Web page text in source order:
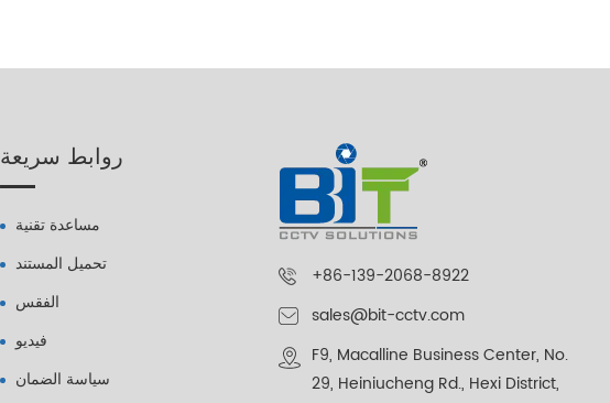
روابط سريعة
مساعدة تقنية
تحميل المستند
الفقس
فيديو
سياسة الضمان
+86-139-2068-8922
sales@bit-cctv.com
F9, Macalline Business Center, No.
29, Heiniucheng Rd., Hexi District,